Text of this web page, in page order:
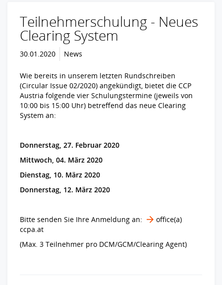
Teilnehmerschulung - Neues
Clearing System
30.01.2020 News
Wie bereits in unserem letzten Rundschreiben
(Circular Issue 02/2020) angekündigt, bietet die CCP
Austria folgende vier Schulungstermine (jeweils von
10:00 bis 15:00 Uhr) betreffend das neue Clearing
System an:
Donnerstag, 27. Februar 2020
Mittwoch, 04. März 2020
Dienstag, 10. März 2020
Donnerstag, 12. März 2020
Bitte senden Sie Ihre Anmeldung an:
office​(a)​
ccpa.at
(Max. 3 Teilnehmer pro DCM/GCM/Clearing Agent)